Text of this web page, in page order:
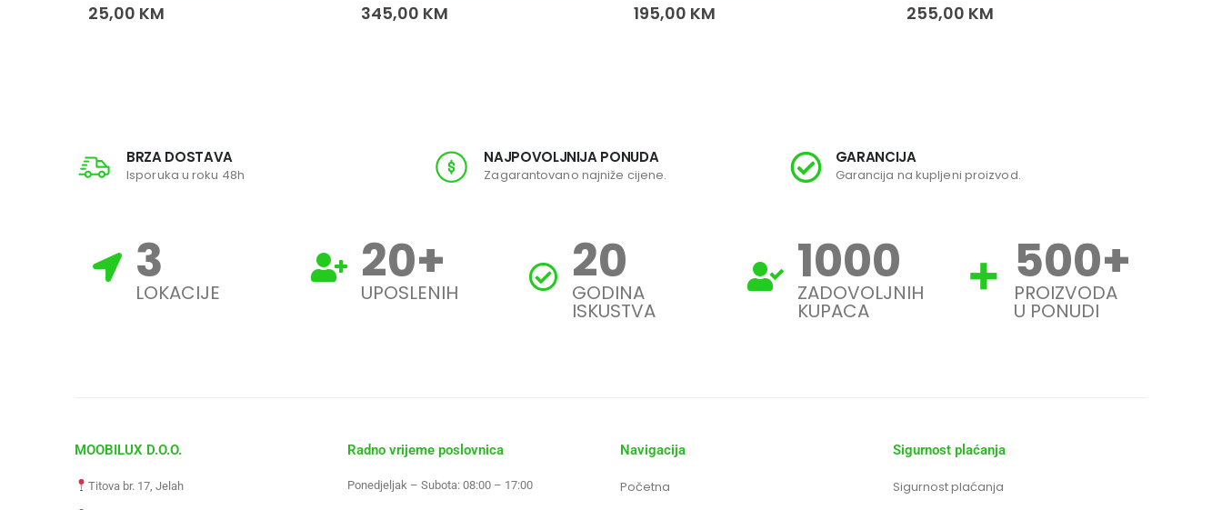
25,00 KM 345,00 KM 195,00 KM 255,00 KM
BRZA DOSTAVA
Isporuka u roku 48h
NAJPOVOLJNIJA PONUDA
Zagarantovano najniže cijene.
GARANCIJA
Garancija na kupljeni proizvod.
3
LOKACIJE 20+
UPOSLENIH 20
GODINA
ISKUSTVA
1000
ZADOVOLJNIH
KUPACA
500+
PROIZVODA
U PONUDI
MOOBILUX D.O.O.
Titova br. 17, Jelah
Radno vrijeme poslovnica
Ponedjeljak – Subota: 08:00 – 17:00
Navigacija
Početna
Sigurnost plaćanja
Sigurnost plaćanja